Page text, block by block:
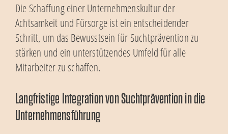
Die Schaffung einer Unternehmenskultur der
Achtsamkeit und Fürsorge ist ein entscheidender
Schritt, um das Bewusstsein für Suchtprävention zu
stärken und ein unterstützendes Umfeld für alle
Mitarbeiter zu schaffen.
Langfristige Integration von Suchtprävention in die
Unternehmensführung